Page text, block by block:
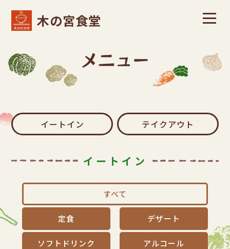
木の宮食堂
イートイン テイクアウト
イートイン
すべて
定食 デザート
ソフトドリンク アルコール